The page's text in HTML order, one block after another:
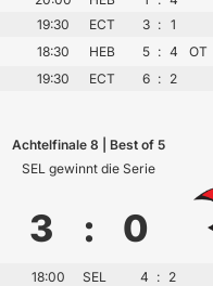
19:30 ECT 3 : 1
18:30 HEB 5 : 4 OT
19:30 ECT 6 : 2
Achtelfinale 8 | Best of 5
SEL gewinnt die Serie
3 : 0
18:00 SEL 4 : 2